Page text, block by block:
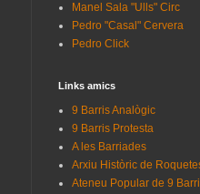
Manel Sala "Ulls" Circ
Pedro "Casal" Cervera
Pedro Click
Links amics
9 Barris Analògic
9 Barris Protesta
A les Barriades
Arxiu Històric de
Ateneu Popular de 9